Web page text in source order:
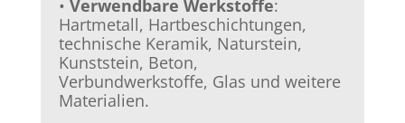
• Verwendbare Werkstoffe:
Hartmetall, Hartbeschichtungen,
technische Keramik, Naturstein,
Kunststein, Beton,
Verbundwerkstoffe, Glas und weitere
Materialien.